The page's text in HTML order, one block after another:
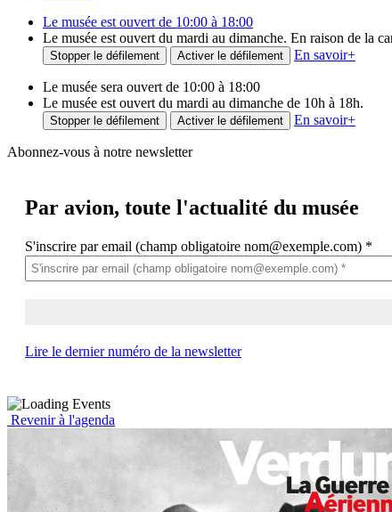
Le musée est ouvert de 10:00 à 18:00
Le musée est ouvert du mardi au dimanche. En raison de la
Stopper le défilement Activer le défilement En savoir+
Le musée sera ouvert de 10:00 à 18:00
Le musée est ouvert du mardi au dimanche de 10h à 18h.
Stopper le défilement Activer le défilement En savoir+
Abonnez-vous à notre newsletter
Par avion, toute l'actualité du musée
S'inscrire par email (champ obligatoire nom@exemple.com) *
Lire le dernier numéro de la newsletter
Revenir à l'agenda